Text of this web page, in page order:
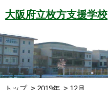
大阪府立枚方支援学校
トップ 2019年 12月